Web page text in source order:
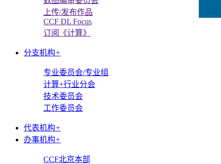
上传/发布作品
CCF DL Focus
订阅《计算》
分支机构+
专业委员会/专业组
计算+行业分会
技术委员会
工作委员会
代表机构+
办事机构+
CCF北京本部